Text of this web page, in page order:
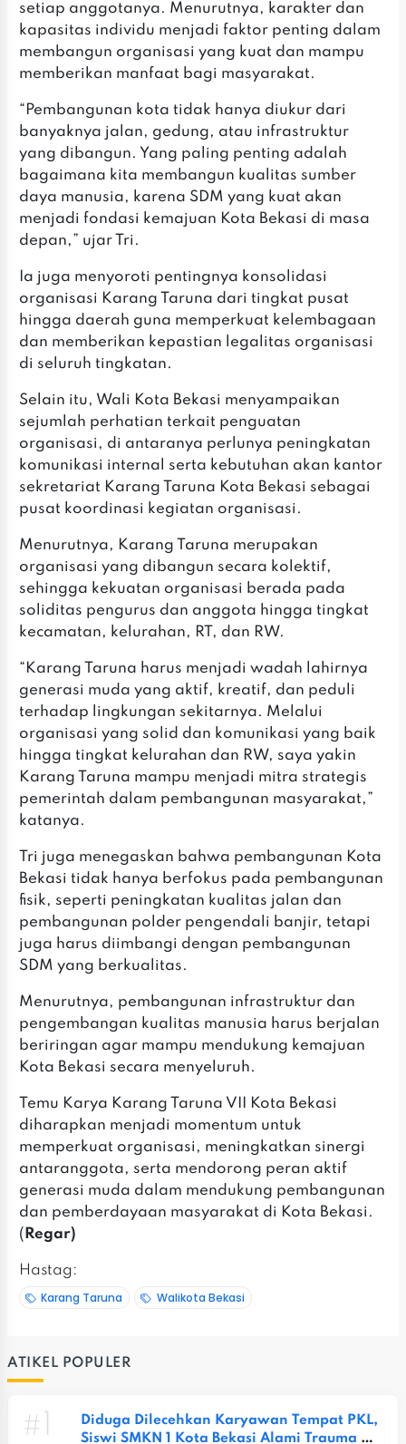
setiap anggotanya. Menurutnya, karakter dan
kapasitas individu menjadi faktor penting dalam
membangun organisasi yang kuat dan mampu
memberikan manfaat bagi masyarakat.
“Pembangunan kota tidak hanya diukur dari
banyaknya jalan, gedung, atau infrastruktur
yang dibangun. Yang paling penting adalah
bagaimana kita membangun kualitas sumber
daya manusia, karena SDM yang kuat akan
menjadi fondasi kemajuan Kota Bekasi di masa
depan,” ujar Tri.
Ia juga menyoroti pentingnya konsolidasi
organisasi Karang Taruna dari tingkat pusat
hingga daerah guna memperkuat kelembagaan
dan memberikan kepastian legalitas organisasi
di seluruh tingkatan.
Selain itu, Wali Kota Bekasi menyampaikan
sejumlah perhatian terkait penguatan
organisasi, di antaranya perlunya peningkatan
komunikasi internal serta kebutuhan akan kantor
sekretariat Karang Taruna Kota Bekasi sebagai
pusat koordinasi kegiatan organisasi.
Menurutnya, Karang Taruna merupakan
organisasi yang dibangun secara kolektif,
sehingga kekuatan organisasi berada pada
soliditas pengurus dan anggota hingga tingkat
kecamatan, kelurahan, RT, dan RW.
“Karang Taruna harus menjadi wadah lahirnya
generasi muda yang aktif, kreatif, dan peduli
terhadap lingkungan sekitarnya. Melalui
organisasi yang solid dan komunikasi yang baik
hingga tingkat kelurahan dan RW, saya yakin
Karang Taruna mampu menjadi mitra strategis
pemerintah dalam pembangunan masyarakat,”
katanya.
Tri juga menegaskan bahwa pembangunan Kota
Bekasi tidak hanya berfokus pada pembangunan
fisik, seperti peningkatan kualitas jalan dan
pembangunan polder pengendali banjir, tetapi
juga harus diimbangi dengan pembangunan
SDM yang berkualitas.
Menurutnya, pembangunan infrastruktur dan
pengembangan kualitas manusia harus berjalan
beriringan agar mampu mendukung kemajuan
Kota Bekasi secara menyeluruh.
Temu Karya Karang Taruna VII Kota Bekasi
diharapkan menjadi momentum untuk
memperkuat organisasi, meningkatkan sinergi
antaranggota, serta mendorong peran aktif
generasi muda dalam mendukung pembangunan
dan pemberdayaan masyarakat di Kota Bekasi.
( Regar)
Hastag:
Karang Taruna
Walikota Bekasi
ATIKEL POPULER
#1
Diduga Dilecehkan Karyawan Tempat PKL,
Siswi SMKN 1 Kota Bekasi Alami Trauma